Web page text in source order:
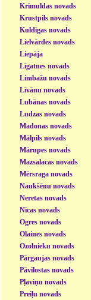
Krimuldas novads
Krustpils novads
Kuldīgas novads
Lielvārdes novads
Liepāja
Līgatnes novads
Limbažu novads
Līvānu novads
Lubānas novads
Ludzas novads
Madonas novads
Mālpils novads
Mārupes novads
Mazsalacas novads
Mērsraga novads
Naukšēnu novads
Neretas novads
Nīcas novads
Ogres novads
Olaines novads
Ozolnieku novads
Pārgaujas novads
Pāvilostas novads
Pļaviņu novads
Preiļu novads